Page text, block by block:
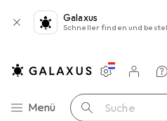
Galaxus
Schneller finden und
Navigation nach Kategorien
Menü Suche
Einstellungen
Kundenkonto
Vergleichslisten
Merklisten
Warenkorb